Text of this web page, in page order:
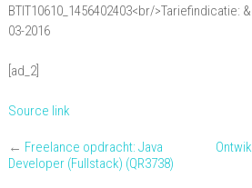
u
BTIT10610_1456402403<br/>Tariefindicatie:
03-2016
[ad_2]
Source link
← Freelance opdracht: Java
Developer (Fullstack) (QR3738)